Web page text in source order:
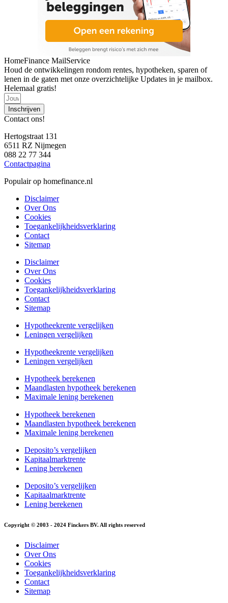
HomeFinance MailService
Houd de ontwikkelingen rondom rentes, hypotheken, sparen of
lenen in de gaten met onze overzichtelijke Updates in je mailbox.
Helemaal gratis!
Inschrijven
Contact ons!
Hertogstraat 131
6511 RZ Nijmegen
088 22 77 344
Contactpagina
Populair op homefinance.nl
Disclaimer
Over Ons
Cookies
Toegankelijkheidsverklaring
Contact
Sitemap
Disclaimer
Over Ons
Cookies
Toegankelijkheidsverklaring
Contact
Sitemap
Hypotheekrente vergelijken
Leningen vergelijken
Hypotheekrente vergelijken
Leningen vergelijken
Hypotheek berekenen
Maandlasten hypotheek berekenen
Maximale lening berekenen
Hypotheek berekenen
Maandlasten hypotheek berekenen
Maximale lening berekenen
Deposito’s vergelijken
Kapitaalmarktrente
Lening berekenen
Deposito’s vergelijken
Kapitaalmarktrente
Lening berekenen
Copyright © 2003 - 2024 Finckers BV. All rights reserved
Disclaimer
Over Ons
Cookies
Toegankelijkheidsverklaring
Contact
Sitemap